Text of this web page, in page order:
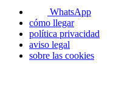
WhatsApp
cómo llegar
política privacidad
aviso legal
sobre las cookies